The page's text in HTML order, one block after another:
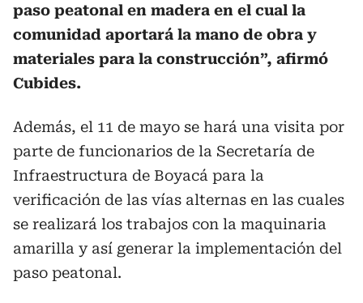
paso peatonal en madera en el cual la
comunidad aportará la mano de obra y
materiales para la construcción”, afirmó
Cubides.
Además, el 11 de mayo se hará una visita por
parte de funcionarios de la Secretaría de
Infraestructura de Boyacá para la
verificación de las vías alternas en las cuales
se realizará los trabajos con la maquinaria
amarilla y así generar la implementación del
paso peatonal.